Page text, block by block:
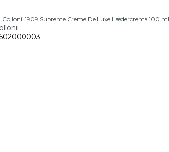
Collonil 1909 Supreme Creme De Luxe Lædercreme 100 ml